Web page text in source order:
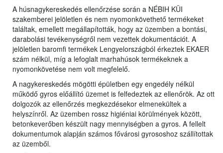
A húsnagykereskedés ellenőrzése során a NÉBIH KÜI
szakemberei jelöletlen és nem nyomonkövethető termékeket
találtak, emellett megállapították, hogy az üzemben a bontási,
darabolási tevékenységről nem vezettek dokumentációt. A
jelöletlen baromfi termékek Lengyelországból érkeztek EKAER
szám nélkül, míg a lefoglalt marhahúsok termékeknek a
nyomonkövetése nem volt megfelelő.
A nagykereskedés mögötti épületben egy engedély nélkül
működő gyros előállító üzemet is felfedeztek az ellenőrök. Az ott
dolgozók az ellenőrzés megkezdésekor elmenekültek a
helyszínről. Az üzemben rossz higiéniai körülmények között,
betonkeverőben készült nagy mennyiségben a gyros. A fellelt
dokumentumok alapján számos fővárosi gyrososhoz szállítottak
az üzemből.